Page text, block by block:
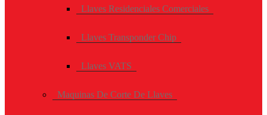
Llaves Residenciales Comerciales
Llaves Transponder Chip
Llaves VATS
Maquinas De Corte De Llaves